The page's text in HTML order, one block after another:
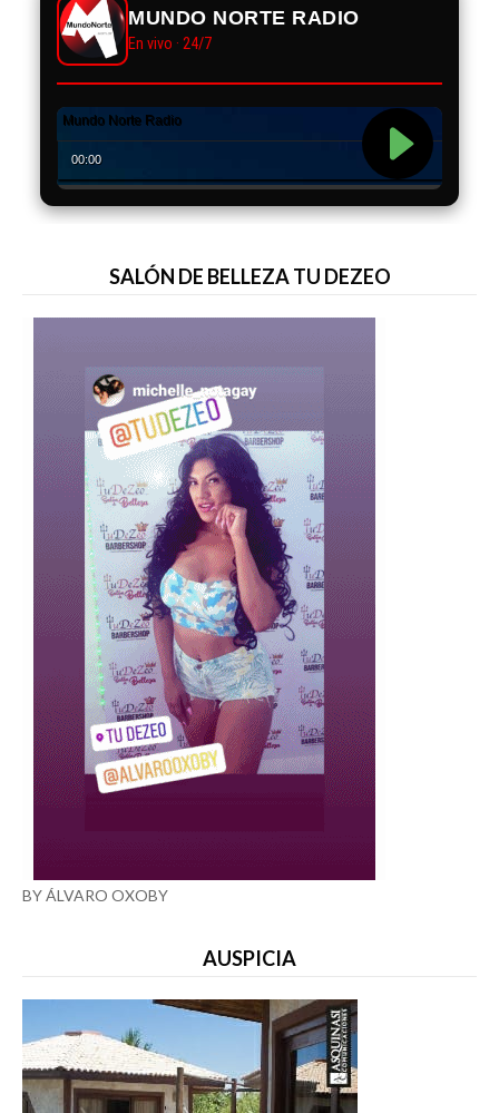
MUNDO NORTE RADIO
En vivo · 24/7
SALÓN DE BELLEZA TU DEZEO
BY ÁLVARO OXOBY
AUSPICIA